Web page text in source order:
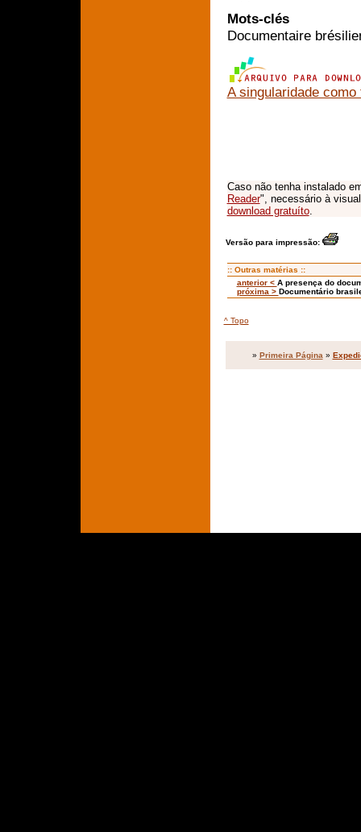
Mots-clés
Documentaire
A singularidade
Caso não tenha instalado
Reader", necessário à
download gratuíto.
Versão para impressão:
:: Outras matérias ::
anterior < A presença do
próxima > Documentário
^ Topo
» Primeira Página »